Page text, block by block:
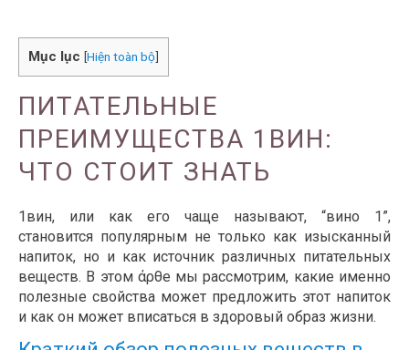
Mục lục [Hiện toàn bộ]
ПИТАТЕЛЬНЫЕ
ПРЕИМУЩЕСТВА 1ВИН:
ЧТО СТОИТ ЗНАТЬ
1вин, или как его чаще называют, “вино 1”,
становится популярным не только как изысканный
напиток, но и как источник различных питательных
веществ. В этом άρθе мы рассмотрим, какие именно
полезные свойства может предложить этот напиток
и как он может вписаться в здоровый образ жизни.